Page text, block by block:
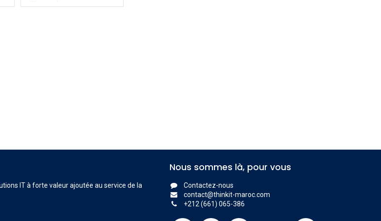
IT à forte valeur ajoutée au service de la
Nous sommes là, pour vous
Contactez-nous
contact@thinkit-maroc.com
+212 (661) 065-386